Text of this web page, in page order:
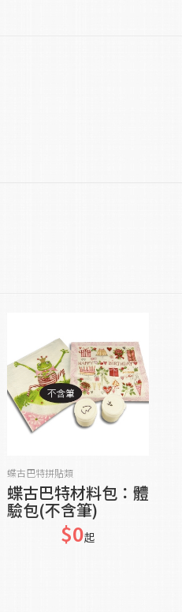
貨到通知我
蝶古巴特拼貼類
蝶古巴特材料包：體
驗包(不含筆)
$0起